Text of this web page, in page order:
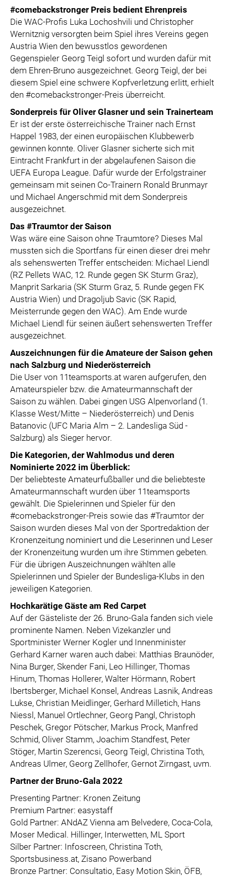
#comebackstronger Preis bedient Ehrenpreis
Die WAC-Profis Luka Lochoshvili und Christopher
Wernitznig versorgten beim Spiel ihres Vereins gegen
Austria Wien den bewusstlos gewordenen
Gegenspieler Georg Teigl sofort und wurden dafür mit
dem Ehren-Bruno ausgezeichnet. Georg Teigl, der bei
diesem Spiel eine schwere Kopfverletzung erlitt, erhielt
den #comebackstronger-Preis überreicht.
Sonderpreis für Oliver Glasner und sein Trainerteam
Er ist der erste österreichische Trainer nach Ernst
Happel 1983, der einen europäischen Klubbewerb
gewinnen konnte. Oliver Glasner sicherte sich mit
Eintracht Frankfurt in der abgelaufenen Saison die
UEFA Europa League. Dafür wurde der Erfolgstrainer
gemeinsam mit seinen Co-Trainern Ronald Brunmayr
und Michael Angerschmid mit dem Sonderpreis
ausgezeichnet.
Das #Traumtor der Saison
Was wäre eine Saison ohne Traumtore? Dieses Mal
mussten sich die Sportfans für einen dieser drei mehr
als sehenswerten Treffer entscheiden: Michael Liendl
(RZ Pellets WAC, 12. Runde gegen SK Sturm Graz),
Manprit Sarkaria (SK Sturm Graz, 5. Runde gegen FK
Austria Wien) und Dragoljub Savic (SK Rapid,
Meisterrunde gegen den WAC). Am Ende wurde
Michael Liendl für seinen äußert sehenswerten Treffer
ausgezeichnet.
Auszeichnungen für die Amateure der Saison gehen
nach Salzburg und Niederösterreich
Die User von 11teamsports.at waren aufgerufen, den
Amateurspieler bzw. die Amateurmannschaft der
Saison zu wählen. Dabei gingen USG Alpenvorland (1.
Klasse West/Mitte – Niederösterreich) und Denis
Batanovic (UFC Maria Alm – 2. Landesliga Süd -
Salzburg) als Sieger hervor.
Die Kategorien, der Wahlmodus und deren
Nominierte 2022 im Überblick:
Der beliebteste Amateurfußballer und die beliebteste
Amateurmannschaft wurden über 11teamsports
gewählt. Die Spielerinnen und Spieler für den
#comebackstronger-Preis sowie das #Traumtor der
Saison wurden dieses Mal von der Sportredaktion der
Kronenzeitung nominiert und die Leserinnen und Leser
der Kronenzeitung wurden um ihre Stimmen gebeten.
Für die übrigen Auszeichnungen wählten alle
Spielerinnen und Spieler der Bundesliga-Klubs in den
jeweiligen Kategorien.
Hochkarätige Gäste am Red Carpet
Auf der Gästeliste der 26. Bruno-Gala fanden sich viele
prominente Namen. Neben Vizekanzler und
Sportminister Werner Kogler und Innenminister
Gerhard Karner waren auch dabei: Matthias Braunöder,
Nina Burger, Skender Fani, Leo Hillinger, Thomas
Hinum, Thomas Hollerer, Walter Hörmann, Robert
Ibertsberger, Michael Konsel, Andreas Lasnik, Andreas
Lukse, Christian Meidlinger, Gerhard Milletich, Hans
Niessl, Manuel Ortlechner, Georg Pangl, Christoph
Peschek, Gregor Pötscher, Markus Prock, Manfred
Schmid, Oliver Stamm, Joachim Standfest, Peter
Stöger, Martin Szerencsi, Georg Teigl, Christina Toth,
Andreas Ulmer, Georg Zellhofer, Gernot Zirngast, uvm.
Partner der Bruno-Gala 2022
Presenting Partner: Kronen Zeitung
Premium Partner: easystaff
Gold Partner: ANdAZ Vienna am Belvedere, Coca-Cola,
Moser Medical. Hillinger, Interwetten, ML Sport
Silber Partner: Infoscreen, Christina Toth,
Sportsbusiness.at, Zisano Powerband
Bronze Partner: Consultatio, Easy Motion Skin, ÖFB,